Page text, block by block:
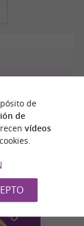
de
de
vídeos